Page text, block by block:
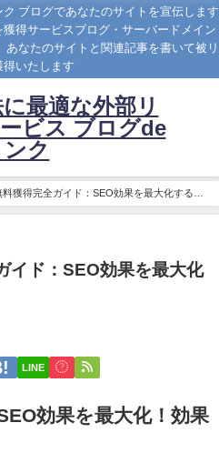
ブログであなたのサイトを宣伝します
得サービスブログ・サーバードメイン
なたのサイトと関連記事を書いて被リ
得いたします
最適な外部リ
ビス ブログde
ンク
獲得完全ガイド：SEO効果を最大化する方
イド：SEO効果を最大化
LINE
効果を最大化！効果